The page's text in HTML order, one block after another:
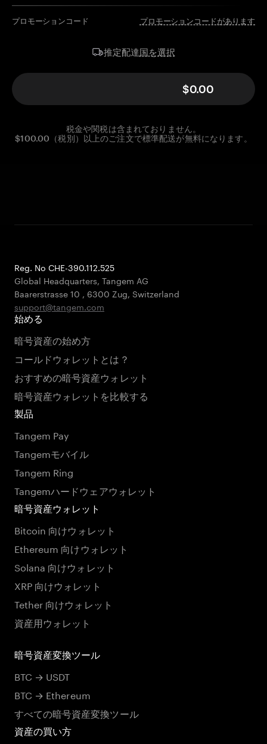
プロモーションコード プロモーションコードがあります
推定配達国を選択
$0.00
税金や関税は含まれておりません。
$100.00（税別）以上のご注文で標準配送が無料になります。
Reg. No CHE-390.112.525
Global Headquarters, Tangem AG
Baarerstrasse 10 , 6300 Zug, Switzerland
support@tangem.com
始める
暗号資産の始め方
コールドウォレットとは？
おすすめの暗号資産ウォレット
暗号資産ウォレットを比較する
製品
Tangem Pay
Tangemモバイル
Tangem Ring
Tangemハードウェアウォレット
暗号資産ウォレット
Bitcoin 向けウォレット
Ethereum 向けウォレット
Solana 向けウォレット
XRP 向けウォレット
Tether 向けウォレット
資産用ウォレット
暗号資産変換ツール
BTC → USDT
BTC → Ethereum
すべての暗号資産変換ツール
資産の買い方